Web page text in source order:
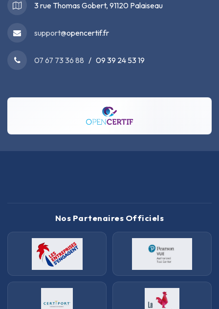
3 rue Thomas Gobert, 91120 Palaiseau
support@opencertif.fr
07 67 73 36 88 / 09 39 24 53 19
Nos Partenaires Officiels